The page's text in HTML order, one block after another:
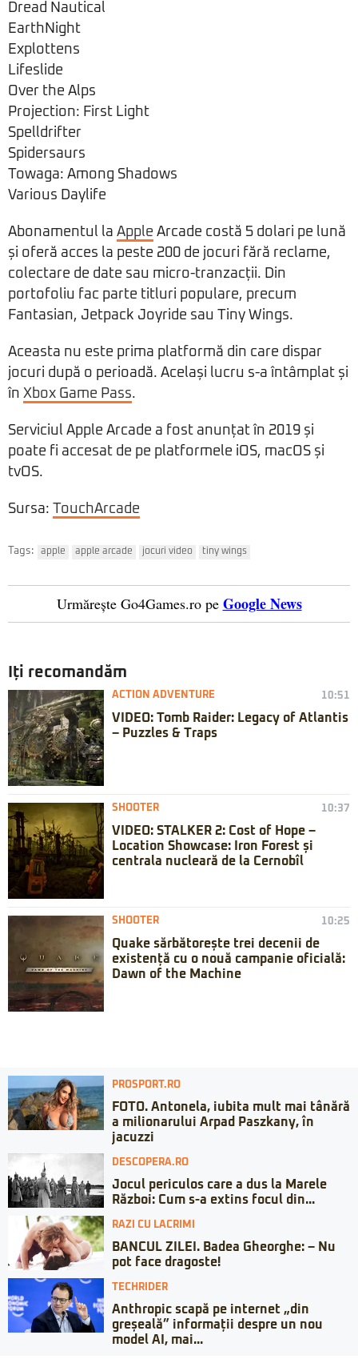
Dread Nautical
EarthNight
Explottens
Lifeslide
Over the Alps
Projection: First Light
Spelldrifter
Spidersaurs
Towaga: Among Shadows
Various Daylife
Abonamentul la Apple Arcade costă 5 dolari pe lună
și oferă acces la peste 200 de jocuri fără reclame,
colectare de date sau micro-tranzacții. Din
portofoliu fac parte titluri populare, precum
Fantasian, Jetpack Joyride sau Tiny Wings.
Aceasta nu este prima platformă din care dispar
jocuri după o perioadă. Același lucru s-a întâmplat și
în Xbox Game Pass.
Serviciul Apple Arcade a fost anunțat în 2019 și
poate fi accesat de pe platformele iOS, macOS și
tvOS.
Sursa: TouchArcade
Tags: apple apple arcade jocuri video tiny wings
Urmărește Go4Games.ro pe Google News
Iți recomandăm
ACTION ADVENTURE 10:51
VIDEO: Tomb Raider: Legacy of Atlantis
– Puzzles & Traps
SHOOTER 10:37
VIDEO: STALKER 2: Cost of Hope –
Location Showcase: Iron Forest și
centrala nucleară de la Cernobîl
SHOOTER 10:25
Quake sărbătorește trei decenii de
existență cu o nouă campanie oficială:
Dawn of the Machine
PROSPORT.RO
FOTO. Antonela, iubita mult mai tânără
a milionarului Arpad Paszkany, în
jacuzzi
DESCOPERA.RO
Jocul periculos care a dus la Marele
Război: Cum s-a extins focul din...
RAZI CU LACRIMI
BANCUL ZILEI. Badea Gheorghe: – Nu
pot face dragoste!
TECHRIDER
Anthropic scapă pe internet „din
greșeală” informații despre un nou
model AI, mai...